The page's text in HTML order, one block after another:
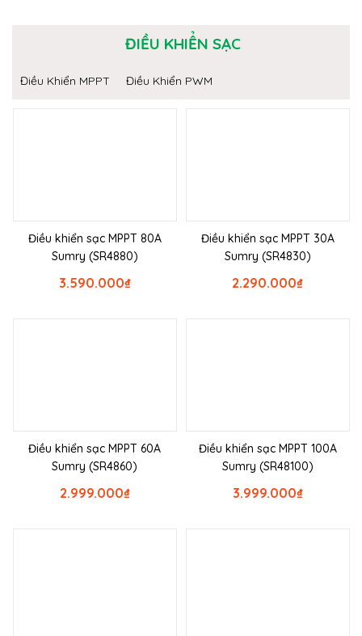
ĐIỀU KHIỂN SẠC
Điều Khiển MPPT Điều Khiển PWM
Điều khiển sạc MPPT 80A
Sumry (SR4880)
₫
3.590.000
Điều khiển sạc MPPT 30A
Sumry (SR4830)
₫
2.290.000
Điều khiển sạc MPPT 60A
Sumry (SR4860)
₫
2.999.000
Điều khiển sạc MPPT 100A
Sumry (SR48100)
₫
3.999.000